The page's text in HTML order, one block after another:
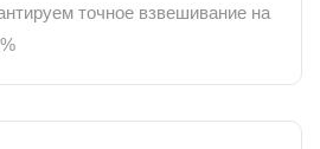
точное взвешивание на